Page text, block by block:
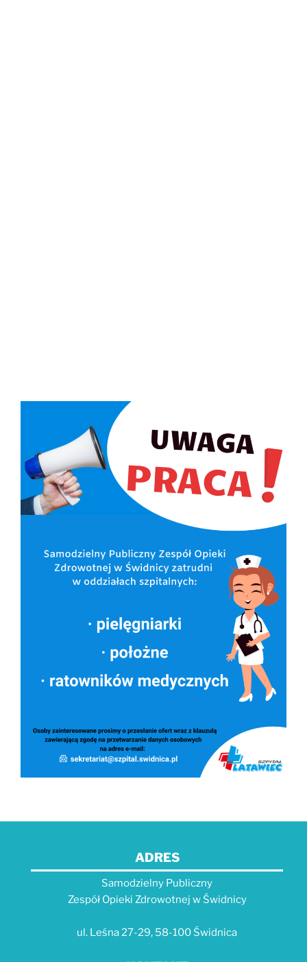
ADRES
Samodzielny Publiczny
Zespół Opieki Zdrowotnej w Świdnicy
ul. Leśna 27-29, 58-100 Świdnica